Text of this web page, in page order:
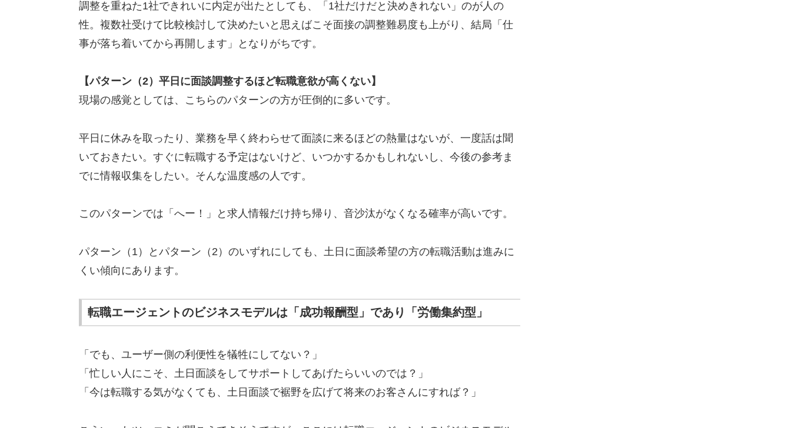
調整を重ねた1社できれいに内定が出たとしても、「1社だけだと決めきれない」のが人の
性。複数社受けて比較検討して決めたいと思えばこそ面接の調整難易度も上がり、結局「仕
事が落ち着いてから再開します」となりがちです。
【パターン（2）平日に面談調整するほど転職意欲が高くない】
現場の感覚としては、こちらのパターンの方が圧倒的に多いです。
平日に休みを取ったり、業務を早く終わらせて面談に来るほどの熱量はないが、一度話は聞
いておきたい。すぐに転職する予定はないけど、いつかするかもしれないし、今後の参考ま
でに情報収集をしたい。そんな温度感の人です。
このパターンでは「へー！」と求人情報だけ持ち帰り、音沙汰がなくなる確率が高いです。
パターン（1）とパターン（2）のいずれにしても、土日に面談希望の方の転職活動は進みに
くい傾向にあります。
転職エージェントのビジネスモデルは「成功報酬型」であり「労働集約型」
「でも、ユーザー側の利便性を犠牲にしてない？」
「忙しい人にこそ、土日面談をしてサポートしてあげたらいいのでは？」
「今は転職する気がなくても、土日面談で裾野を広げて将来のお客さんにすれば？」